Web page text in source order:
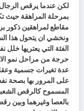
لكن عندما يرقص
بمرحلة المراهقة حيث
مقاطع لمراهقين
ونخشي ان يتحول هذا
الفئة التي يعتريها
حرجة من مراحل نمو
عدة تغيرات جسمية
على المرور بها بصحة
المسموح كالرقص
بالعصا وغيرهما وبين